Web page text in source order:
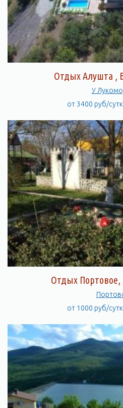
Отдых Алушта ,
У
от 3400 руб/
Отдых
от 1000 руб/